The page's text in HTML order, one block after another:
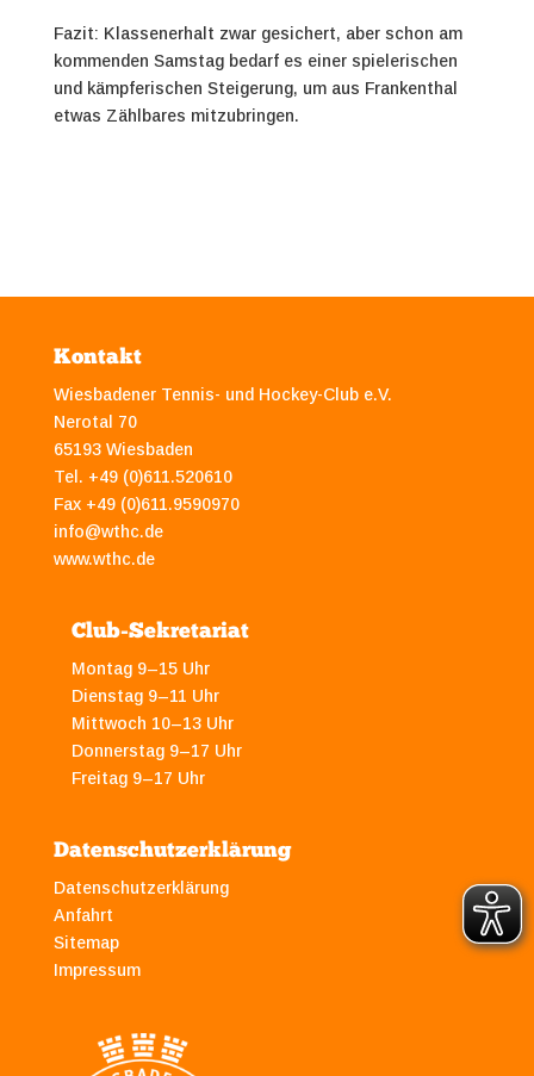
Fazit: Klassenerhalt zwar gesichert, aber schon am
kommenden Samstag bedarf es einer spielerischen
und kämpferischen Steigerung, um aus Frankenthal
etwas Zählbares mitzubringen.
Kontakt
Wiesbadener Tennis- und Hockey-Club e.V.
Nerotal 70
65193 Wiesbaden
Tel. +49 (0)611.520610
Fax +49 (0)611.9590970
info@wthc.de
www.wthc.de
Club-Sekretariat
Montag 9–15 Uhr
Dienstag 9–11 Uhr
Mittwoch 10–13 Uhr
Donnerstag 9–17 Uhr
Freitag 9–17 Uhr
Datenschutzerklärung
Datenschutzerklärung
Anfahrt
Sitemap
Impressum